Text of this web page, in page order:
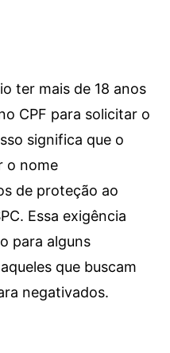
ter mais de 18 anos
CPF para solicitar o
significa que o
o nome
de proteção ao
Essa exigência
para alguns
que buscam
negativados.